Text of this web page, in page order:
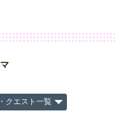
クエスト一覧